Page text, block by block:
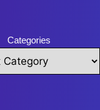
Categories